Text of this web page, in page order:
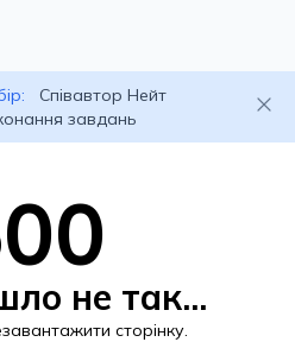
Співавтор Нейт
завдань
не так...
сторінку.